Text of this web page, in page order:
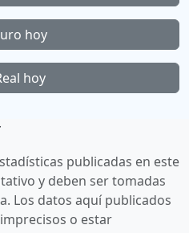
hoy
hoy
publicadas en este
y deben ser tomadas
Los datos aquí publicados
o estar